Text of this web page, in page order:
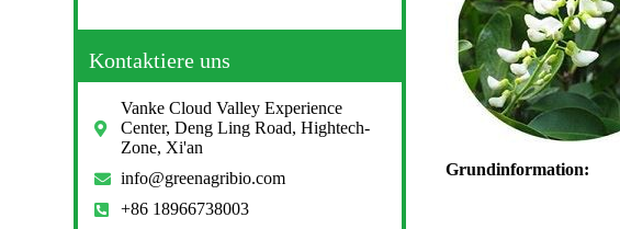
Grundinformation:
Kontaktiere uns
Vanke Cloud Valley Experience
Center, Deng Ling Road, Hightech-
Zone, Xi'an
info@greenagribio.com
+86 18966738003